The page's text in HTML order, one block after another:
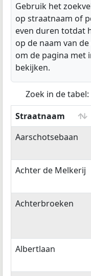
Gebruik het
op straatnaam of
even duren totdat
op de naam van
om de pagina met
bekijken.
Zoek in de tabel:
Straatnaam
Straatnaam
Aarschotsebaan
Achter de Melkerij
Achterbroeken
Albertlaan